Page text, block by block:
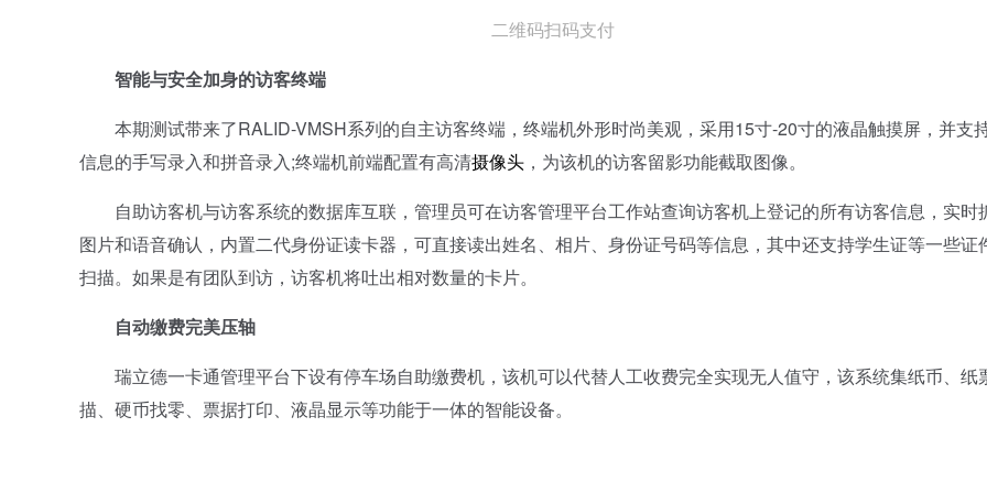
二维码扫码支付
智能与安全加身的访客终端
本期测试带来了RALID-VMSH系列的自主访客终端，终端机外形时尚美观，采用15寸-20寸的液晶触摸屏，并支
信息的手写录入和拼音录入;终端机前端配置有高清摄像头 ，为该机的访客留影功能截取图像。
自助访客机与访客系统的数据库互联，管理员可在访客管理平台工作站查询访客机上登记的所有访客信息，实时
图片和语音确认，内置二代身份证读卡器，可直接读出姓名、相片、身份证号码等信息，其中还支持学生证等一些证
扫描。如果是有团队到访，访客机将吐出相对数量的卡片。
自动缴费完美压轴
瑞立德一卡通管理平台下设有停车场自助缴费机，该机可以代替人工收费完全实现无人值守，该系统集纸币、纸
描、硬币找零、票据打印、液晶显示等功能于一体的智能设备。